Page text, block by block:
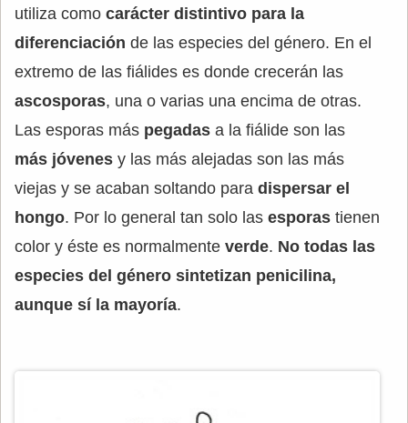
utiliza como carácter distintivo para la
diferenciación de las especies del género. En el
extremo de las fiálides es donde crecerán las
ascosporas, una o varias una encima de otras.
Las esporas más pegadas a la fiálide son las
más jóvenes y las más alejadas son las más
viejas y se acaban soltando para dispersar el
hongo. Por lo general tan solo las esporas tienen
color y éste es normalmente verde. No todas las
especies del género sintetizan penicilina,
aunque sí la mayoría.